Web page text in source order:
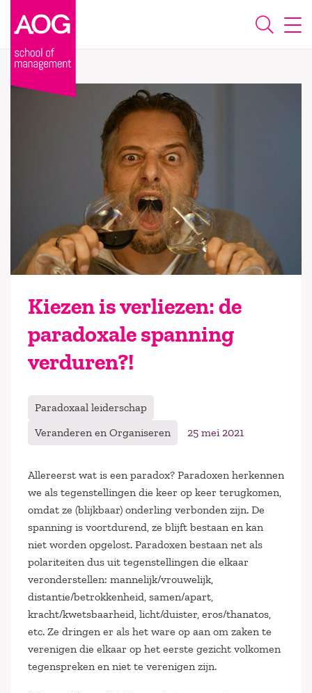
Kiezen is verliezen: de
paradoxale spanning
verduren?!
Paradoxaal leiderschap
Veranderen en Organiseren
25 mei 2021
Allereerst wat is een paradox? Paradoxen herkennen
we als tegenstellingen die keer op keer terugkomen,
omdat ze (blijkbaar) onderling verbonden zijn. De
spanning is voortdurend, ze blijft bestaan en kan
niet worden opgelost. Paradoxen bestaan net als
polariteiten dus uit tegenstellingen die elkaar
veronderstellen: mannelijk/vrouwelijk,
distantie/betrokkenheid, samen/apart,
kracht/kwetsbaarheid, licht/duister, eros/thanatos,
etc. Ze dringen er als het ware op aan om zaken te
verenigen die elkaar op het eerste gezicht volkomen
tegenspreken en niet te verenigen zijn.